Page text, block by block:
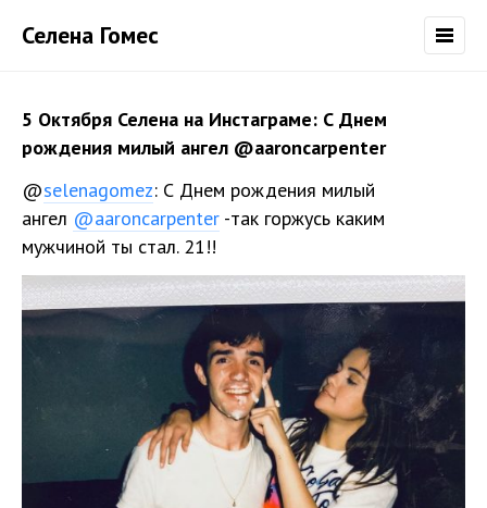
Селена Гомес
5 Октября Селена на Инстаграме: С Днем
рождения милый ангел @aaroncarpenter
@selenagomez: С Днем рождения милый
ангел @aaroncarpenter -так горжусь каким
мужчиной ты стал. 21!!